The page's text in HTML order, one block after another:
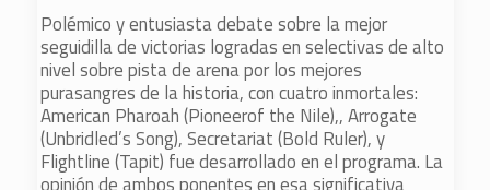
Polémico y entusiasta debate sobre la mejor
seguidilla de victorias logradas en selectivas de alto
nivel sobre pista de arena por los mejores
purasangres de la historia, con cuatro inmortales:
American Pharoah (Pioneerof the Nile),, Arrogate
(Unbridled’s Song), Secretariat (Bold Ruler), y
Flightline (Tapit) fue desarrollado en el programa. La